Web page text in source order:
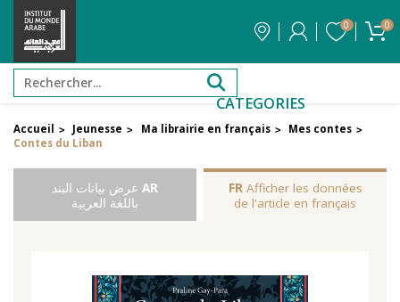
0 0
CATEGORIES
Accueil > Jeunesse > Ma librairie en français > Mes contes >
Contes du Liban
AR عرض بيانات البند
باللغة العربية
FRAfficher les données
de l'article en français